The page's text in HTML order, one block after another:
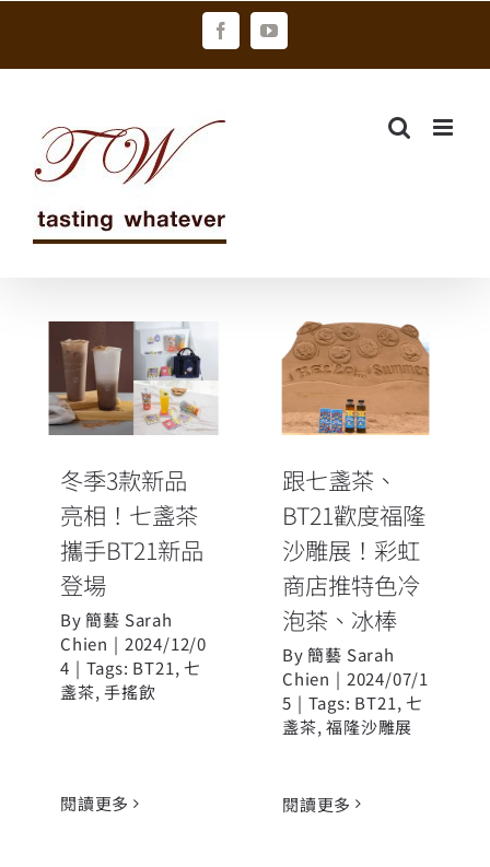
FacebookYouTube
冬季3款新品亮
相！七盞茶攜
手BT21新品登
冬季3款新品
亮相！七盞茶
攜手BT21新品
登場
By簡藝 Sarah
Chien | 2024/12/0
4 | Tags: BT21,七
盞茶,手搖飲
閱讀更多
跟七盞茶、
BT21歡度福隆
沙雕展！彩虹
商店推特色冷
泡茶、冰棒
跟七盞茶、
BT21歡度福隆
沙雕展！彩虹
商店推特色冷
泡茶、冰棒
By簡藝 Sarah
Chien | 2024/07/1
5 | Tags: BT21,七
盞茶,福隆沙雕展
閱讀更多